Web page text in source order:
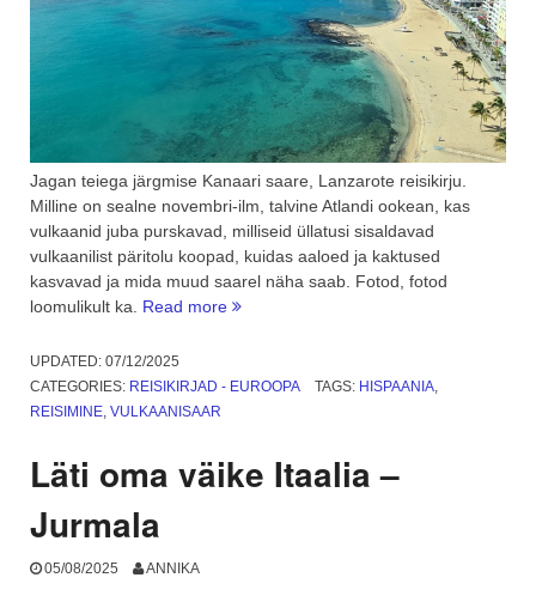
Jagan teiega järgmise Kanaari saare, Lanzarote reisikirju.
Milline on sealne novembri-ilm, talvine Atlandi ookean, kas
vulkaanid juba purskavad, milliseid üllatusi sisaldavad
vulkaanilist päritolu koopad, kuidas aaloed ja kaktused
kasvavad ja mida muud saarel näha saab. Fotod, fotod
loomulikult ka. Read more “Järgmine
–
UPDATED: 07/12/2025
CATEGORIES: REISIKIRJAD - EUROOPA TAGS: HISPAANIA,
REISIMINE VULKAANISAAR
Läti oma väike Itaalia –
Jurmala
05/08/2025 ANNIKA